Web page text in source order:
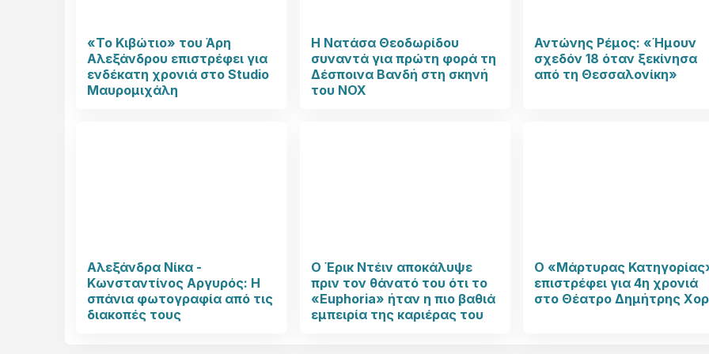
«Το Κιβώτιο» του Άρη
Αλεξάνδρου επιστρέφει για
ενδέκατη χρονιά στο Studio
Μαυρομιχάλη
Η Νατάσα Θεοδωρίδου
συναντά για πρώτη φορά τη
Δέσποινα Βανδή στη σκηνή
του NOX
Αντώνης Ρέμος: «Ήμουν
σχεδόν 18 όταν ξεκίνησα
από τη Θεσσαλονίκη»
Αλεξάνδρα Νίκα -
Κωνσταντίνος Αργυρός: Η
σπάνια φωτογραφία από τις
διακοπές τους
Ο Έρικ Ντέιν αποκάλυψε
πριν τον θάνατό του ότι το
«Euphoria» ήταν η πιο βαθιά
εμπειρία της καριέρας του
Ο «Μάρτυρας
επιστρέφει για 4η χρονιά
στο Θέατρο Δημήτρης